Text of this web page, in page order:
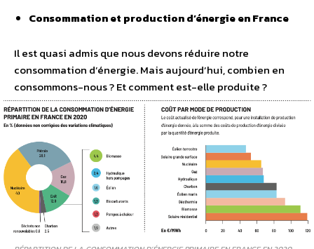
Consommation et production d’énergie en France
Il est quasi admis que nous devons réduire notre
consommation d’énergie. Mais aujourd’hui, combien en
consommons-nous ? Et comment est-elle produite ?